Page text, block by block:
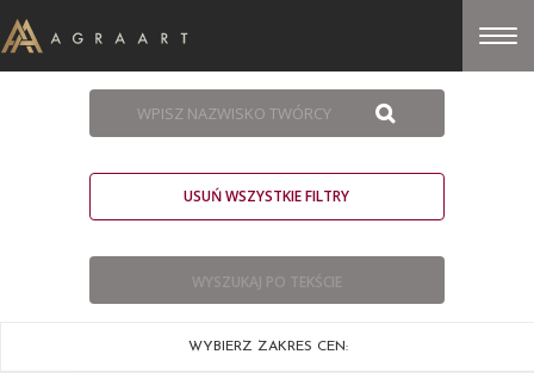
USUŃ WSZYSTKIE FILTRY
WYBIERZ ZAKRES CEN: